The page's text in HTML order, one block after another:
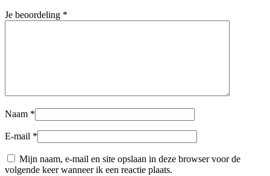
Je beoordeling *
Naam *
E-mail *
Mijn naam, e-mail en site opslaan in deze browser voor de
volgende keer wanneer ik een reactie plaats.